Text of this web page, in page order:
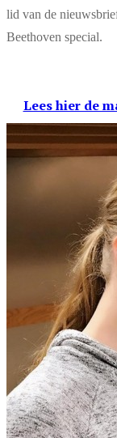
lid van de
Beethoven special.
Lees hier de